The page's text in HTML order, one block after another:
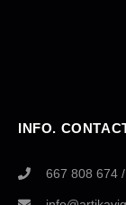
INFO.
667 808 674